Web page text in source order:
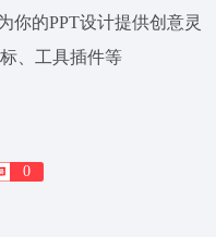
你的PPT设计提供创意灵
、工具插件等
0